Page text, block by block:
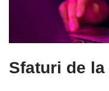
Sfaturi de